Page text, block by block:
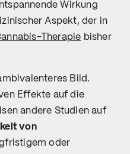
Wirkung
Aspekt, der in
Therapie bisher
Bild.
Effekte auf die
andere Studien auf
von
oder